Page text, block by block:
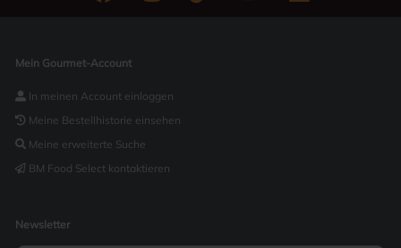
Mein Gourmet-Account
In meinen Account einloggen
Meine Bestellhistorie einsehen
Meine erweiterte Suche
BM Food Select kontaktieren
Newsletter